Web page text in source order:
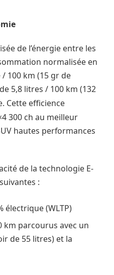
de l’énergie entre les
normalisée en
/ 100 km (15 gr de
5,8 litres / 100 km (132
Cette efficience
300 ch au meilleur
hautes performances
de la technologie E-
:
électrique (WLTP)
km parcourus avec un
de 55 litres) et la